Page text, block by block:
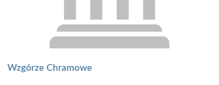
Wzgórze Chramowe